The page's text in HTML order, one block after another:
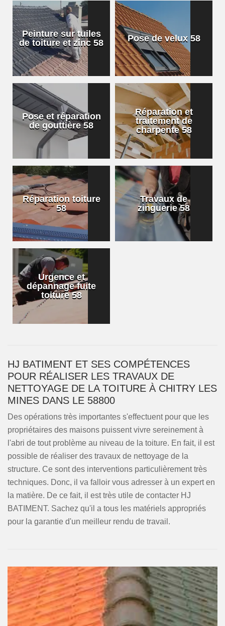
Peinture sur tuiles
de toiture et zinc 58
Pose de velux 58
Pose et réparation
de gouttière 58
Réparation et
traitement de
charpente 58
Réparation toiture
58
Travaux de
zinguerie 58
Urgence et
dépannage fuite
toiture 58
HJ BATIMENT ET SES COMPÉTENCES
POUR RÉALISER LES TRAVAUX DE
NETTOYAGE DE LA TOITURE À CHITRY LES
MINES DANS LE 58800
Des opérations très importantes s'effectuent pour que les
propriétaires des maisons puissent vivre sereinement à
l'abri de tout problème au niveau de la toiture. En fait, il est
possible de réaliser des travaux de nettoyage de la
structure. Ce sont des interventions particulièrement très
techniques. Donc, il va falloir vous adresser à un expert en
la matière. De ce fait, il est très utile de contacter HJ
BATIMENT. Sachez qu'il a tous les matériels appropriés
pour la garantie d'un meilleur rendu de travail.